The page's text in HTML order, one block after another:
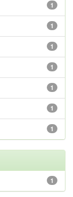
1
1
1
1
1
1
1
1